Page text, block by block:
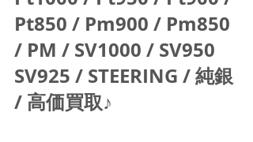
Pt850 / Pm900 / Pm850
/ PM / SV1000 / SV950
SV925 / STEERING / 純銀
/ 高価買取♪